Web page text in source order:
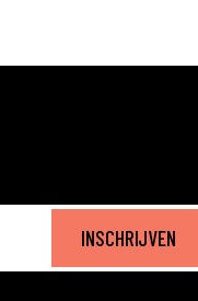
INSCHRIJVEN